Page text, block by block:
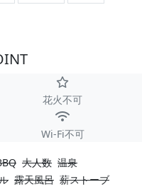
花火不可
Wi-Fi不可
大人数 温泉
露天風呂 薪ストーブ